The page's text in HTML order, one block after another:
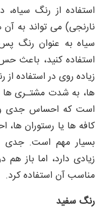
استفاده از رنگ
نارنجی) می تواند به
سیاه به عنوان رنگ
استفاده کنید، باعث
زیاده روی در استفاده
ها، به شدت مشتـری ها
است که احساس جدی و
کافه ها یا رستوران
بسیار مهم است. جدی و
زیادی دارد، اما باز
مناسب آن استفاده کرد.
رنگ سفید